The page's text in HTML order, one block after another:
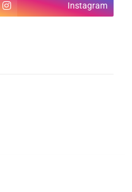
Instagram